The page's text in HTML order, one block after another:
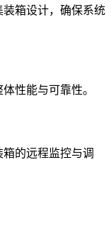
箱设计，确保系统
性能与可靠性。
的远程监控与调